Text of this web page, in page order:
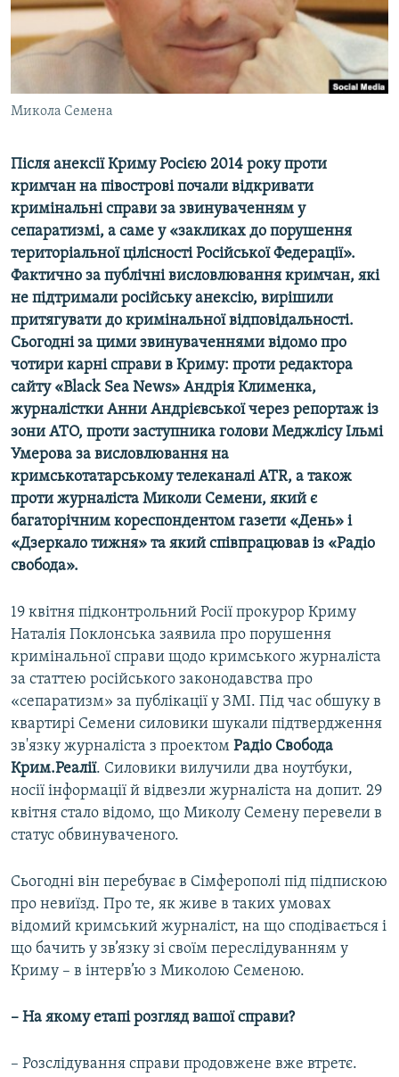
ВІДЕОУРОКИ «ELIFBE»
СВІДЧЕННЯ ОКУПАЦІЇ
УКРАЇНСЬКА ПРОБЛЕМА КРИМУ
ІНФОГРАФІКА
Русский
ДОЛУЧАЙСЯ!
Усі сайти RFE/RL
Микола Семена
Після анексії Криму Росією 2014 року проти
кримчан на півострові почали відкривати
кримінальні справи за звинуваченням у
сепаратизмі, а саме у «закликах до порушення
територіальної цілісності Російської Федерації».
Фактично за публічні висловлювання кримчан, які
не підтримали російську анексію, вирішили
притягувати до кримінальної відповідальності.
Сьогодні за цими звинуваченнями відомо про
чотири карні справи в Криму: проти редактора
сайту «Black Sea News» Андрія Клименка,
журналістки Анни Андрієвської через репортаж із
зони АТО, проти заступника голови Меджлісу Ільмі
Умерова за висловлювання на
кримськотатарському телеканалі ATR, а також
проти журналіста Миколи Семени, який є
багаторічним кореспондентом газети «День» і
«Дзеркало тижня» та який співпрацював із «Радіо
свобода».
19 квітня підконтрольний Росії прокурор Криму
Наталія Поклонська заявила про порушення
кримінальної справи щодо кримського журналіста
за статтею російського законодавства про
«сепаратизм» за публікації у ЗМІ. Під час обшуку в
квартирі Семени силовики шукали підтвердження
зв'язку журналіста з проектом Радiо Свобода
Крим.Реалії. Силовики вилучили два ноутбуки,
носії інформації й відвезли журналіста на допит. 29
квітня стало відомо, що Миколу Семену перевели в
статус обвинуваченого.
Сьогодні він перебуває в Сімферополі під підпискою
про невиїзд. Про те, як живе в таких умовах
відомий кримський журналіст, на що сподівається і
що бачить у зв’язку зі своїм переслідуванням у
Криму – в інтерв’ю з Миколою Семеною.
– На якому етапі розгляд вашої справи?
– Розслідування справи продовжене вже втретє.